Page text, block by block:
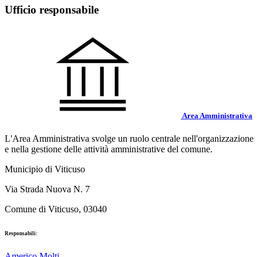
Ufficio responsabile
Area Amministrativa
L'Area Amministrativa svolge un ruolo centrale nell'organizzazione
e nella gestione delle attività amministrative del comune.
Municipio di Viticuso
Via Strada Nuova N. 7
Comune di Viticuso, 03040
Responsabili: